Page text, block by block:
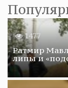
1477
Ратмир
липы и